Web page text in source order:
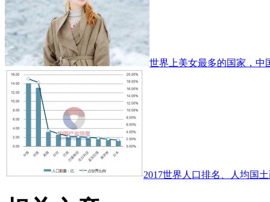
世界上美女最多的国家，中
2017世界人口排名、人均国